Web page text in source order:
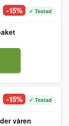
-15% ✓ Testad
-15% ✓ Testad
våren